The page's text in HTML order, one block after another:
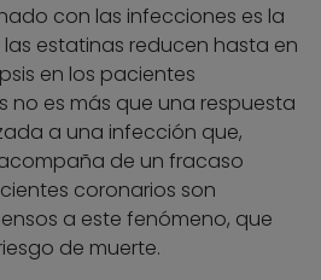
con las infecciones es la
estatinas reducen hasta en
en los pacientes
no es más que una respuesta
a una infección que,
de un fracaso
coronarios son
a este fenómeno, que
de muerte.